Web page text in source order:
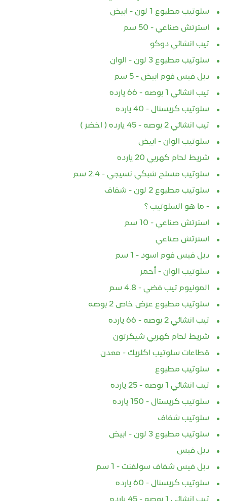
سلوتيب مطبوع 1 لون - ابيض
استرتش صناعي - 50 سم
تيب انشائي دوكو
سلوتيب مطبوع 3 لون - الوان
دبل فيس فوم ابيض - 5 سم
تيب انشائي 1 بوصه - 66 يارده
سلوتيب كريستال - 40 يارده
تيب انشائي 2 بوصه - 45 يارده ( اخضر )
سلوتيب الوان - ابيض
شريط لحام كهربي 20 يارده
سلوتيب مسلح شبكي نسيجي - 2.4 سم
سلوتيب مطبوع 2 لون - شفاف
- ما هو السلوتيب ؟
استرتش صناعي - 10 سم
استرتش صناعي
دبل فيس فوم اسود - 1 سم
سلوتيب الوان - أحمر
المونيوم تيب فضي - 4.8 سم
سلوتيب مطبوع عرض خاص 2 بوصه
تيب انشائي 2 بوصه - 66 يارده
شريط لحام كهربي شيكرتون
قطاعات سلوتيب اكلريك - معدن
سلوتيب مطبوع
تيب انشائي 1 بوصه - 25 يارده
سلوتيب كريستال - 150 يارده
سلوتيب شفاف
سلوتيب مطبوع 3 لون - ابيض
دبل فيس
دبل فيس شفاف سولفنت - 1 سم
سلوتيب كريستال - 60 يارده